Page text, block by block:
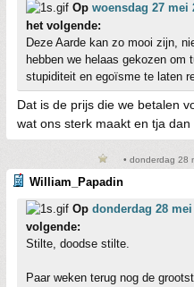
Op woensdag 27 mei
het volgende:
Deze Aarde kan zo mooi zijn,
hebben we helaas gekozen om
stupiditeit en egoïsme te laten
Dat is de prijs die we betalen
wat ons sterk maakt en tja
• donderdag 28
William_Papadin
Op donderdag 28 mei
volgende:
Stilte, doodse stilte.
Paar weken terug nog de